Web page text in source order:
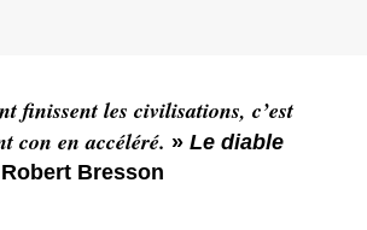
finissent les civilisations, c’est
con en accéléré. » Le diable
Bresson